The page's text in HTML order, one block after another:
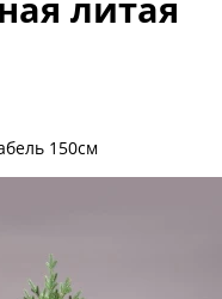
литая
150см